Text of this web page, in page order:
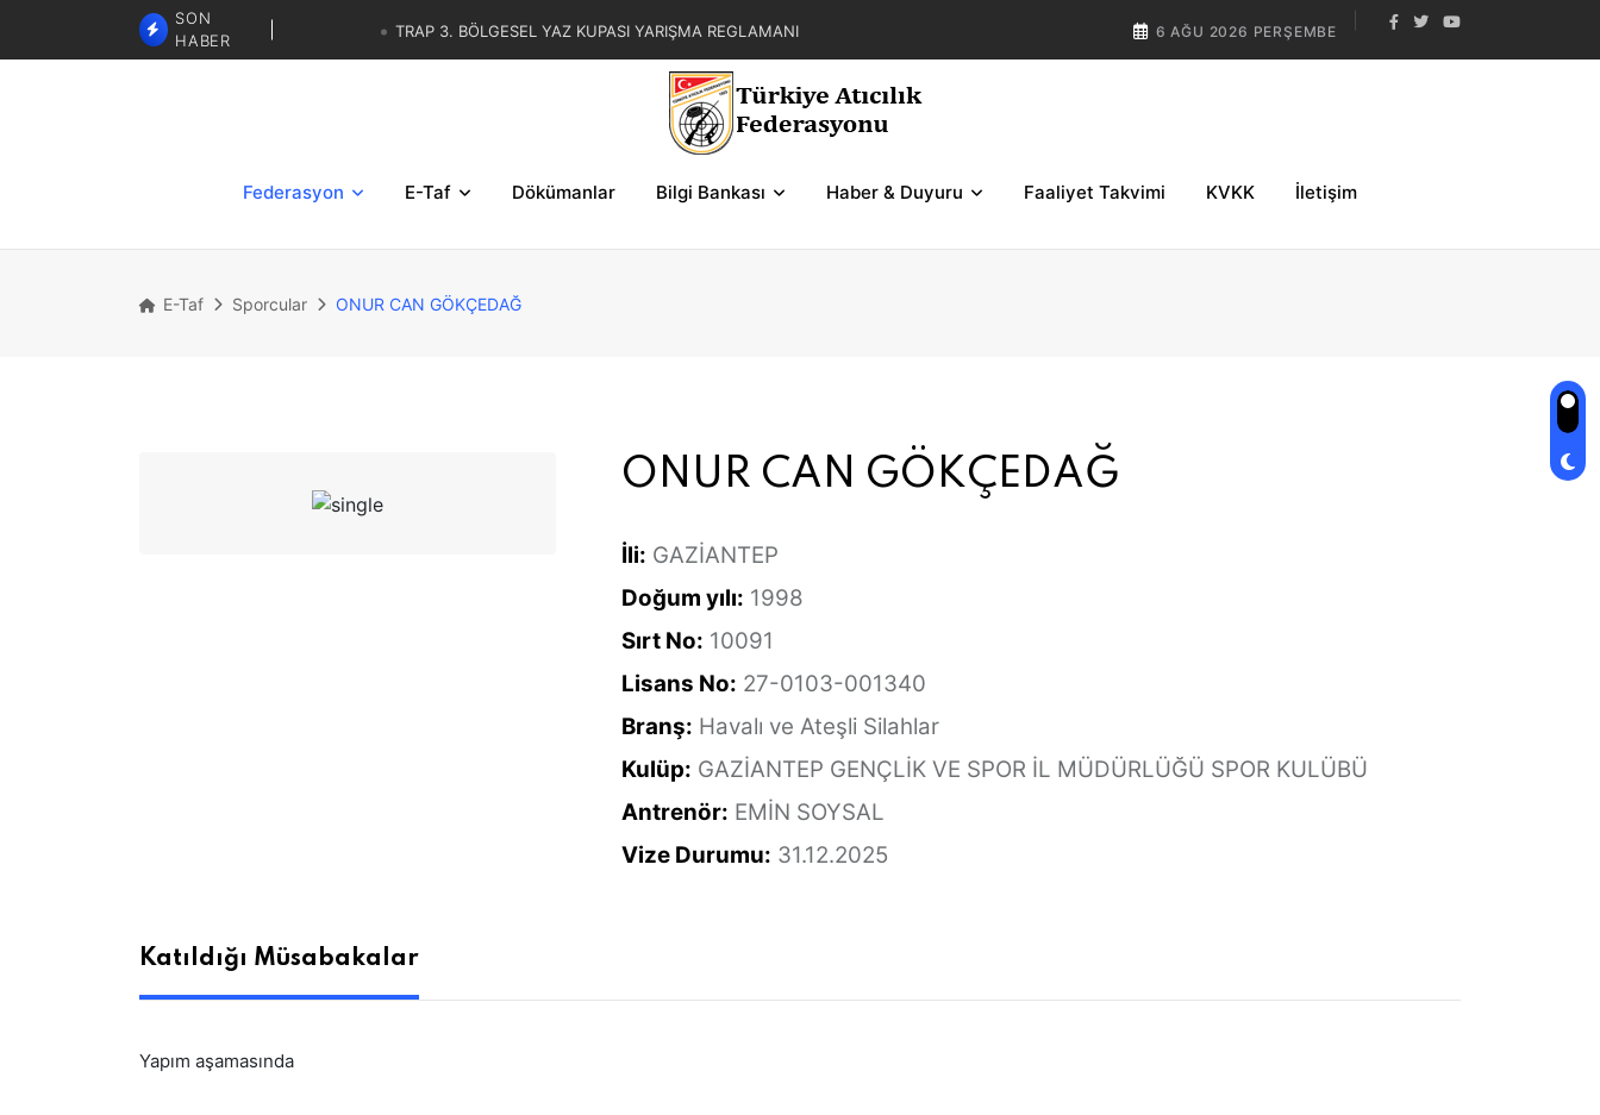
SON
HABER
TRAP 3. BÖLGESEL YAZ KUPASI YARIŞMA REGLAMANI
SKEET - TRAP İBRAHİM KARASAR ZAFER KUPASI YARIŞMALARI HAKEM
TRAP 2.BÖLGESEL MİLLİ DEMOKRASİ KUPASI 2. BÖLGE SERİ VE ŞEMALARI
6 AĞU 2026 PERŞEMBE
Federasyon E-Taf Dökümanlar Bilgi Bankası Haber & Duyuru Faaliyet Takvimi KVKK İletişim
E-Taf Sporcular ONUR CAN GÖKÇEDAĞ
ONUR CAN GÖKÇEDAĞ
İli: GAZİANTEP
Doğum yılı: 1998
Sırt No: 10091
Lisans No: 27-0103-001340
Branş: Havalı ve Ateşli Silahlar
Kulüp: GAZİANTEP GENÇLİK VE SPOR İL MÜDÜRLÜĞÜ SPOR KULÜBÜ
Antrenör: EMİN SOYSAL
Vize Durumu: 31.12.2025
Katıldığı Müsabakalar
Yapım aşamasında